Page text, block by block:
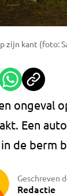
zijn kant (foto:
ongeval
Een
de berm
Geschreven
Redactie